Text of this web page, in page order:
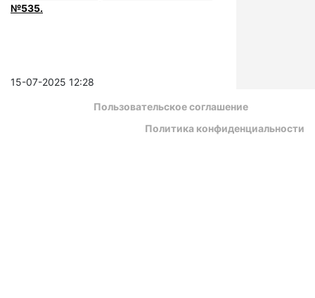
№535.
15-07-2025 12:28
Пользовательское соглашение
Политика конфиденциальности